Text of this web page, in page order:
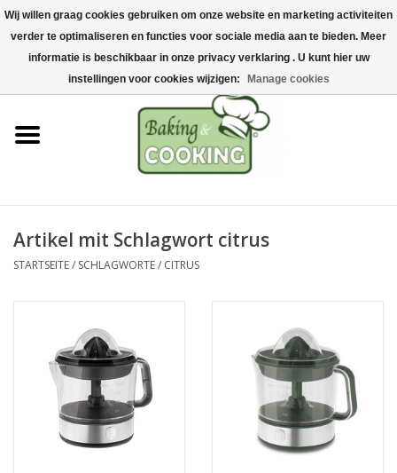
Startseite
Koch-&Backutensilien
Maschinen & Teile
Edelstahl
Rohstoffe & Präsentation
Aktionen
Artikel mit Schlagwort citrus
STARTSEITE/ SCHLAGWORTE/ CITRUS
Wij willen graag cookies gebruiken om onze website en marketing activiteiten
verder te optimaliseren en functies voor sociale media aan te bieden. Meer
informatie is beschikbaar in onze privacy verklaring . U kunt hier uw
instellingen voor cookies wijzigen:
Manage cookies